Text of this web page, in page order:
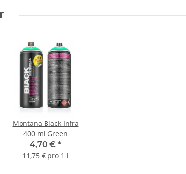
Montana Black Infra
400 ml Green
4,70 € *
11,75 € pro 1 l